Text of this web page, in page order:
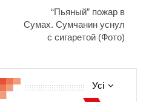
“Пьяный” пожар в
Сумах. Сумчанин уснул
с сигаретой (Фото)
Усі